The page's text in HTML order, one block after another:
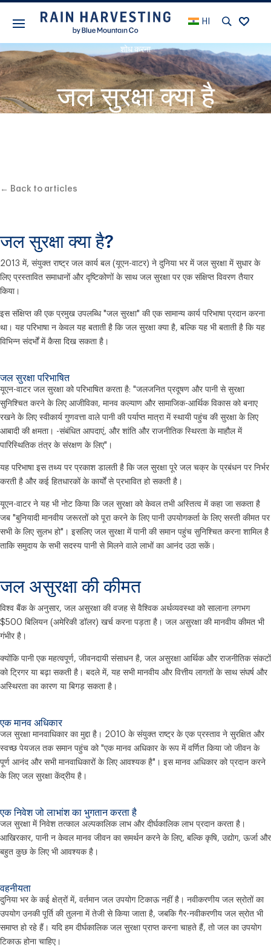
HI
शोध करना
जल सुरक्षा क्या है
← Back to articles
जल सुरक्षा क्या है?
2013 में, संयुक्त राष्ट्र जल कार्य बल (यूएन-वाटर) ने दुनिया भर में जल सुरक्षा में सुधार के
लिए प्रस्तावित समाधानों और दृष्टिकोणों के साथ जल सुरक्षा पर एक संक्षिप्त विवरण तैयार
किया।
इस संक्षिप्त की एक प्रमुख उपलब्धि "जल सुरक्षा" की एक सामान्य कार्य परिभाषा प्रदान करना
था। यह परिभाषा न केवल यह बताती है कि जल सुरक्षा क्या है, बल्कि यह भी बताती है कि यह
विभिन्न संदर्भों में कैसा दिख सकता है।
जल सुरक्षा परिभाषित
यूएन-वाटर जल सुरक्षा को परिभाषित करता है: "जलजनित प्रदूषण और पानी से सुरक्षा
सुनिश्चित करने के लिए आजीविका, मानव कल्याण और सामाजिक-आर्थिक विकास को बनाए
रखने के लिए स्वीकार्य गुणवत्ता वाले पानी की पर्याप्त मात्रा में स्थायी पहुंच की सुरक्षा के लिए
आबादी की क्षमता। -संबंधित आपदाएं, और शांति और राजनीतिक स्थिरता के माहौल में
पारिस्थितिक तंत्र के संरक्षण के लिए"।
यह परिभाषा इस तथ्य पर प्रकाश डालती है कि जल सुरक्षा पूरे जल चक्र के प्रबंधन पर निर्भर
करती है और कई हितधारकों के कार्यों से प्रभावित हो सकती है।
यूएन-वाटर ने यह भी नोट किया कि जल सुरक्षा को केवल तभी अस्तित्व में कहा जा सकता है
जब "बुनियादी मानवीय जरूरतों को पूरा करने के लिए पानी उपयोगकर्ता के लिए सस्ती कीमत पर
सभी के लिए सुलभ हो"। इसलिए जल सुरक्षा में पानी की समान पहुंच सुनिश्चित करना शामिल है
ताकि समुदाय के सभी सदस्य पानी से मिलने वाले लाभों का आनंद उठा सकें।
जल असुरक्षा की कीमत
विश्व बैंक के अनुसार, जल असुरक्षा की वजह से वैश्विक अर्थव्यवस्था को सालाना लगभग
$500 बिलियन (अमेरिकी डॉलर) खर्च करना पड़ता है। जल असुरक्षा की मानवीय कीमत भी
गंभीर है।
क्योंकि पानी एक महत्वपूर्ण, जीवनदायी संसाधन है, जल असुरक्षा आर्थिक और राजनीतिक संकटों
को ट्रिगर या बढ़ा सकती है। बदले में, यह सभी मानवीय और वित्तीय लागतों के साथ संघर्ष और
अस्थिरता का कारण या बिगड़ सकता है।
एक मानव अधिकार
जल सुरक्षा मानवाधिकार का मुद्दा है। 2010 के संयुक्त राष्ट्र के एक प्रस्ताव ने सुरक्षित और
स्वच्छ पेयजल तक समान पहुंच को "एक मानव अधिकार के रूप में वर्णित किया जो जीवन के
पूर्ण आनंद और सभी मानवाधिकारों के लिए आवश्यक है"। इस मानव अधिकार को प्रदान करने
के लिए जल सुरक्षा केंद्रीय है।
एक निवेश जो लाभांश का भुगतान करता है
जल सुरक्षा में निवेश तत्काल अल्पकालिक लाभ और दीर्घकालिक लाभ प्रदान करता है।
आखिरकार, पानी न केवल मानव जीवन का समर्थन करने के लिए, बल्कि कृषि, उद्योग, ऊर्जा और
बहुत कुछ के लिए भी आवश्यक है।
वहनीयता
दुनिया भर के कई क्षेत्रों में, वर्तमान जल उपयोग टिकाऊ नहीं है। नवीकरणीय जल स्रोतों का
उपयोग उनकी पूर्ति की तुलना में तेजी से किया जाता है, जबकि गैर-नवीकरणीय जल स्रोत भी
समाप्त हो रहे हैं। यदि हम दीर्घकालिक जल सुरक्षा प्राप्त करना चाहते हैं, तो जल का उपयोग
टिकाऊ होना चाहिए।